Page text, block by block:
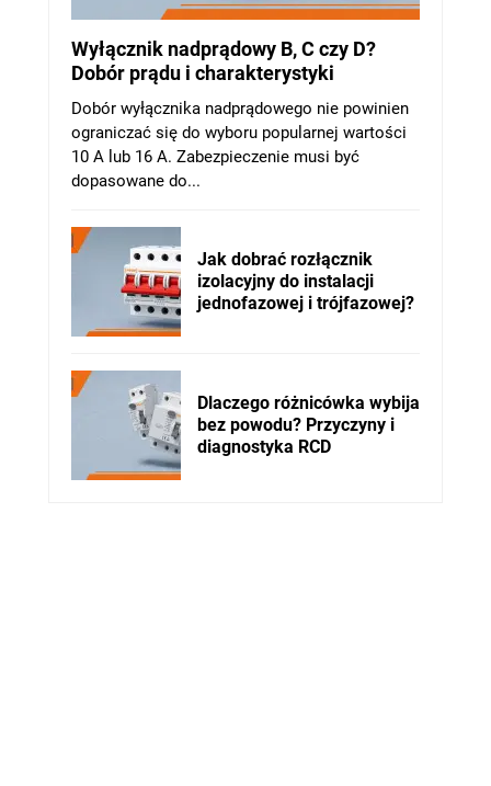
Wyłącznik nadprądowy B, C czy D?
Dobór prądu i charakterystyki
Dobór wyłącznika nadprądowego nie powinien
ograniczać się do wyboru popularnej wartości
10 A lub 16 A. Zabezpieczenie musi być
dopasowane do...
Jak dobrać rozłącznik
izolacyjny do instalacji
jednofazowej i trójfazowej?
Dlaczego różnicówka wybija
bez powodu? Przyczyny i
diagnostyka RCD